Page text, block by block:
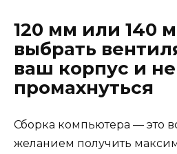
120 мм или 140
выбрать
ваш корпус и не
промахнуться
Сборка компьютера — это
желанием получить